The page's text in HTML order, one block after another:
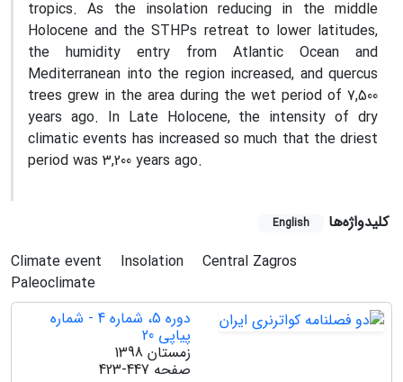
tropics. As the insolation reducing in the middle
Holocene and the STHPs retreat to lower latitudes,
the humidity entry from Atlantic Ocean and
Mediterranean into the region increased, and quercus
trees grew in the area during the wet period of 7,500
years ago. In Late Holocene, the intensity of dry
climatic events has increased so much that the driest
period was 3,200 years ago.
کلیدواژه‌ها English
Climate event Insolation
Central Zagros
Paleoclimate
دوره 5، شماره 4 - شماره
پیاپی 20
زمستان 1398
صفحه 423-447